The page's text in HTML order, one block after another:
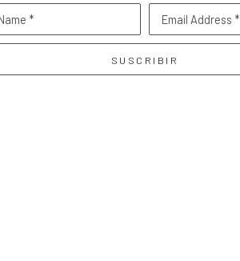
* Email Address *
SUSCRIBIR